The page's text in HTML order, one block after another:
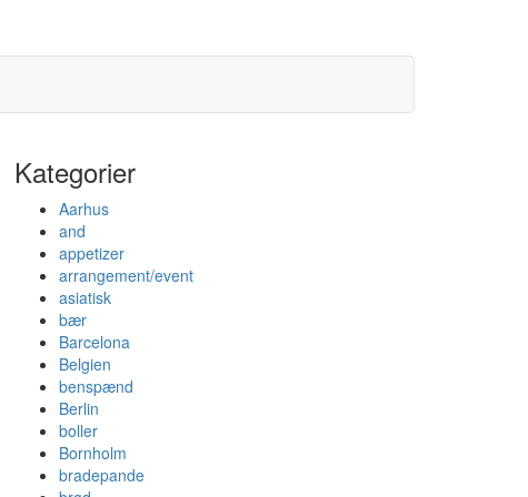
Kategorier
Aarhus
and
appetizer
arrangement/event
asiatisk
bær
Barcelona
Belgien
benspænd
Berlin
boller
Bornholm
bradepande